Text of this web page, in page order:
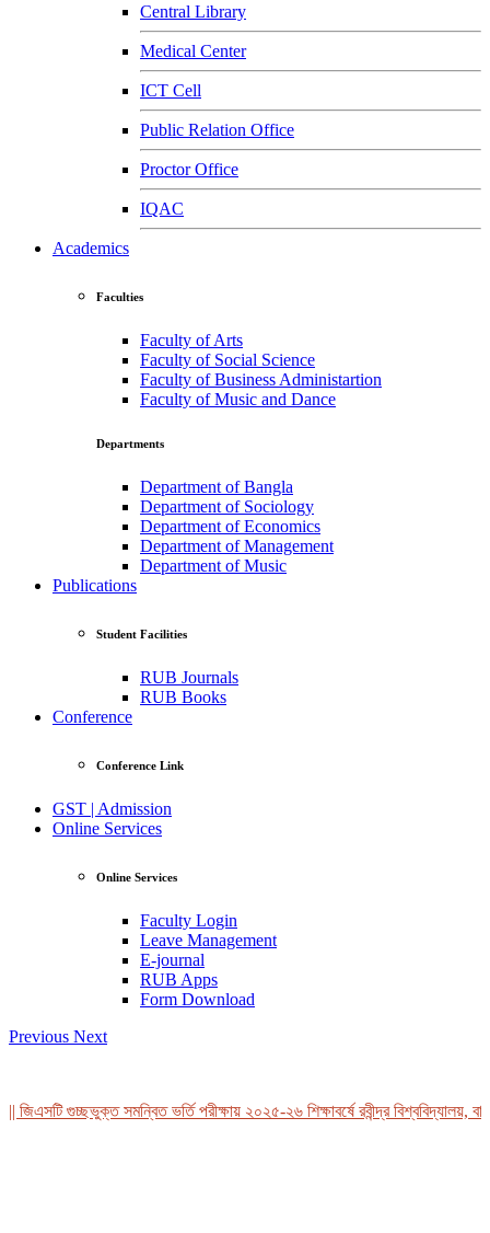
Central Library
Medical Center
ICT Cell
Public Relation Office
Proctor Office
IQAC
Academics
Faculties
Faculty of Arts
Faculty of Social Science
Faculty of Business Administartion
Faculty of Music and Dance
Departments
Department of Bangla
Department of Sociology
Department of Economics
Department of Management
Department of Music
Publications
Student Facilities
RUB Journals
RUB Books
Conference
Conference Link
GST | Admission
Online Services
Online Services
Faculty Login
Leave Management
E-journal
RUB Apps
Form Download
Previous Next
গুচ্ছভুক্ত সমন্বিত ভর্তি পরীক্ষায় ২০২৫-২৬ শিক্ষাবর্ষে রবীন্দ্র বিশ্ববিদ্যালয়,